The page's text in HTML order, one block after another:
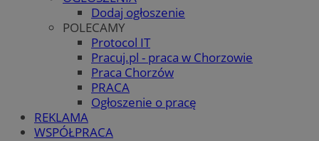
Dodaj ogłoszenie
POLECAMY
Protocol IT
Pracuj.pl - praca w Chorzowie
Praca Chorzów
PRACA
Ogłoszenie o pracę
REKLAMA
WSPÓŁPRACA